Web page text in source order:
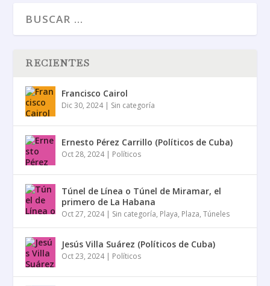
RECIENTES
Francisco Cairol
Dic 30, 2024| Sin categoría
Ernesto Pérez Carrillo (Políticos de Cuba)
Oct 28, 2024| Políticos
Túnel de Línea o Túnel de Miramar, el
primero de La Habana
Oct 27, 2024| Sin categoría, Playa, Plaza,Túneles
Jesús Villa Suárez (Políticos de Cuba)
Oct 23, 2024| Políticos